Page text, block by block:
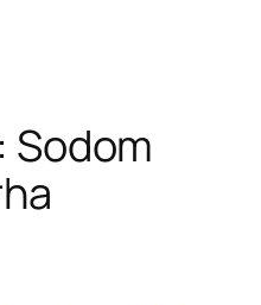
Sodom